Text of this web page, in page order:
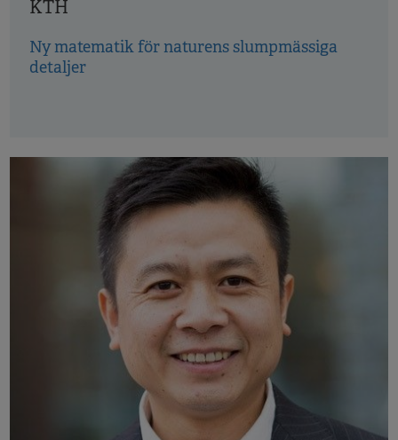
KTH
Ny matematik för naturens slumpmässiga
detaljer